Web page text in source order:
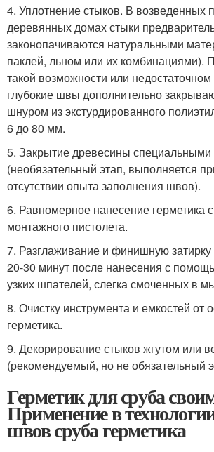
4. Уплотнение стыков. В возведенных
деревянных домах стыки
законопачиваются натуральными
паклей, льном или их комбинациями).
такой возможности или
глубокие швы дополнительно
шнуром из экстурдированного
6 до 80 мм.
5. Закрытие древесины специальными
(необязательный этап, выполняется
отсутствии опыта заполнения швов).
6. Равномерное нанесение герметика
монтажного пистолета.
7. Разглаживание и финишную затирку
20-30 минут после нанесения с
узких шпателей, слегка смоченных в
8. Очистку инструмента и емкостей от
герметика.
9. Декорирование стыков жгутом или
(рекомендуемый, но не обязательный
Герметик для сруба
Применение в
швов сруба герметика